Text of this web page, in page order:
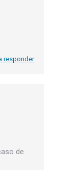
responder
de